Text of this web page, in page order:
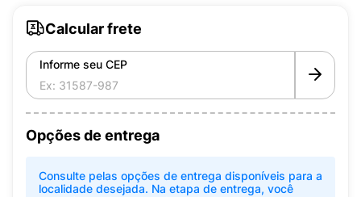
Calcular frete
Informe seu CEP
Opções de entrega
Consulte pelas opções de entrega disponíveis para a
localidade desejada. Na etapa de entrega, você